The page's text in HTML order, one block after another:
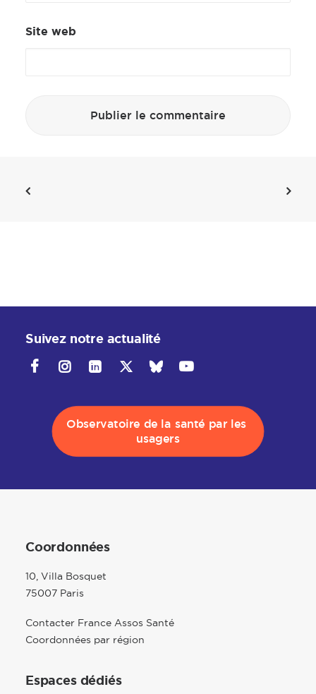
Site web
Suivez notre actualité
Observatoire de la santé par les
usagers
Coordonnées
10, Villa Bosquet
75007 Paris
Contacter France Assos Santé
Coordonnées par région
Espaces dédiés